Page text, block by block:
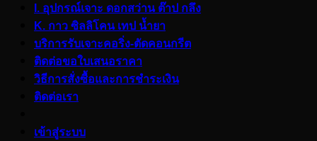
I. อุปกรณ์เจาะ ดอกสว่าน ต๊าป กลึง
K. กาว ซิลลิโคน เทป น้ำยา
บริการรับเจาะคอริ่ง-ตัดคอนกรีต
ติดต่อขอใบเสนอราคา
วิธีการสั่งซื้อและการชำระเงิน
ติดต่อเรา
เข้าสู่ระบบ